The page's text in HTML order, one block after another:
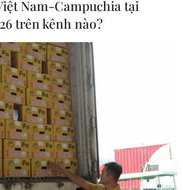
Nam-Campuchia tại
trên kênh nào?